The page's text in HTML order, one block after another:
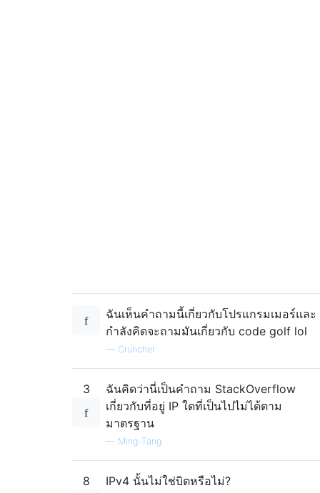
ฉันเห็นคำถามนี้เกี่ยวกับโปรแกรมเมอร์และ
กำลังคิดจะถามมันเกี่ยวกับ code golf lol
— Cruncher
3
ฉันคิดว่านี่เป็นคำถาม StackOverflow
เกี่ยวกับที่อยู่ IP ใดที่เป็นไปไม่ได้ตาม
มาตรฐาน
— Ming-Tang
8 IPv4 นั้นไม่ใช่บิตหรือไม่?